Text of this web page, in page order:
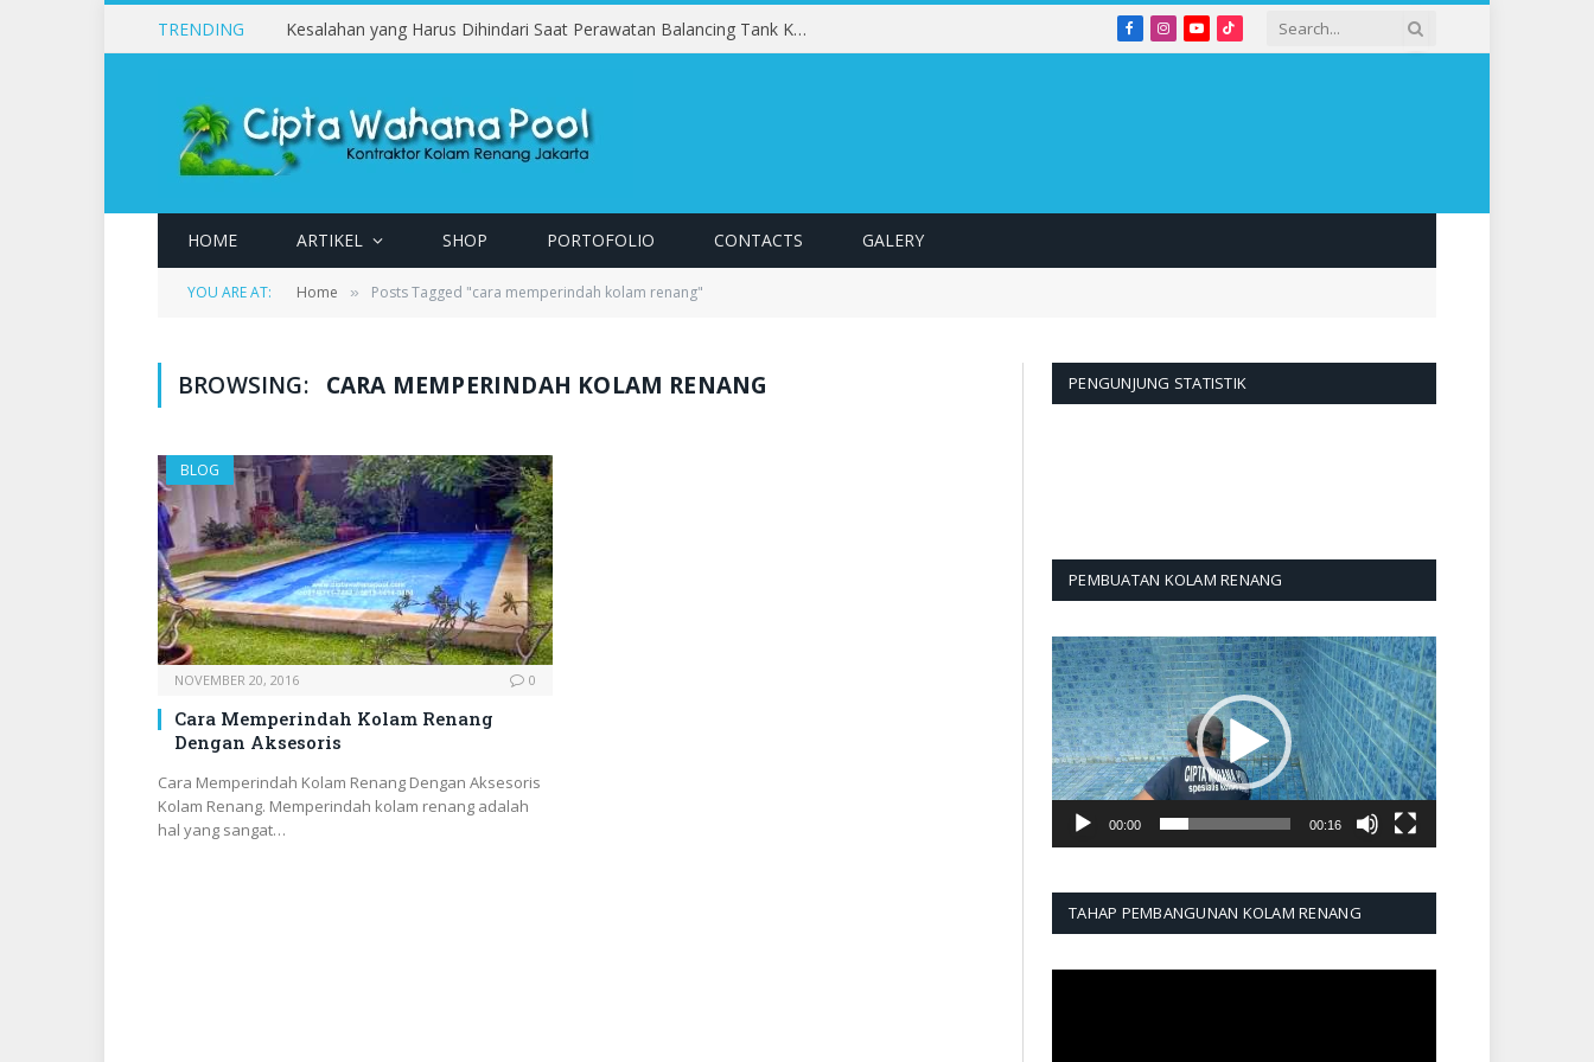
TRENDING Kesalahan yang Harus Dihindari Saat Perawatan Balancing Tank Kolam Renang Facebook
Instagram
YouTubeTikTok
HOME ARTIKEL SHOP PORTOFOLIO CONTACTS GALERY
YOU ARE AT: Home » Posts Tagged "cara memperindah kolam renang"
BROWSING: CARA MEMPERINDAH KOLAM RENANG
BLOG
NOVEMBER 20, 2016 0
Cara Memperindah Kolam Renang
Dengan Aksesoris
Cara Memperindah Kolam Renang Dengan Aksesoris
Kolam Renang. Memperindah kolam renang adalah
hal yang sangat…
PENGUNJUNG STATISTIK
PEMBUATAN KOLAM RENANG
Pemutar
Video
00:00 00:16
TAHAP PEMBANGUNAN KOLAM RENANG